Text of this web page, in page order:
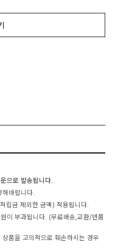
으로 발송됩니다.
해바랍니다.
립금 제외한 금액) 적용됩니다.
이 부과됩니다. (무료배송,교환/반품
품을 고의적으로 훼손하시는 경우